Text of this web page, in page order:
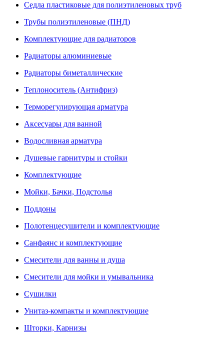
Седла пластиковые для полиэтиленовых труб
Трубы полиэтиленовые (ПНД)
Комплектующие для радиаторов
Радиаторы алюминиевые
Радиаторы биметаллические
Теплоноситель (Антифриз)
Терморегулирующая арматура
Аксесуары для ванной
Водосливная арматура
Душевые гарнитуры и стойки
Комплектующие
Мойки, Бачки, Подстолья
Поддоны
Полотенцесушители и комплектующие
Санфаянс и комплектующие
Смесители для ванны и душа
Смесители для мойки и умывальника
Сушилки
Унитаз-компакты и комплектующие
Шторки, Карнизы